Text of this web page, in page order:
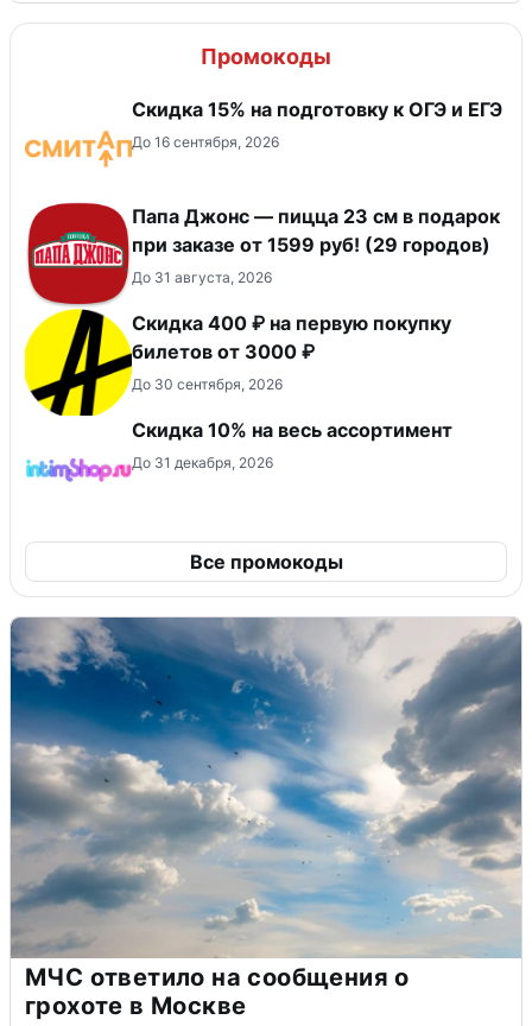
Промокоды
Скидка 15% на подготовку к ОГЭ и ЕГЭ
До 16 сентября, 2026
Папа Джонс — пицца 23 см в подарок
при заказе от 1599 руб! (29 городов)
До 31 августа, 2026
Скидка 400 ₽ на первую покупку
билетов от 3000 ₽
До 30 сентября, 2026
Скидка 10% на весь ассортимент
До 31 декабря, 2026
Все промокоды
МЧС ответило на сообщения о
грохоте в Москве